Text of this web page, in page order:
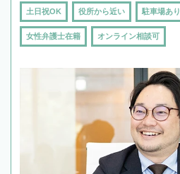
土日祝OK 役所から近い 駐車場あり
女性弁護士在籍 オンライン相談可